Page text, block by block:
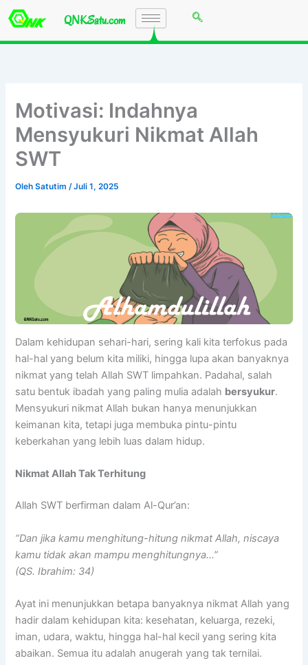
Lewati
ke
konten
QNKSatu.com
Motivasi: Indahnya
Mensyukuri Nikmat Allah
SWT
OlehSatutim/Juli 1, 2025
Dalam kehidupan sehari-hari, sering kali kita terfokus pada
hal-hal yang belum kita miliki, hingga lupa akan banyaknya
nikmat yang telah Allah SWT limpahkan. Padahal, salah
satu bentuk ibadah yang paling mulia adalah bersyukur.
Mensyukuri nikmat Allah bukan hanya menunjukkan
keimanan kita, tetapi juga membuka pintu-pintu
keberkahan yang lebih luas dalam hidup.
Nikmat Allah Tak Terhitung
Allah SWT berfirman dalam Al-Qur’an:
“Dan jika kamu menghitung-hitung nikmat Allah, niscaya
kamu tidak akan mampu menghitungnya…”
(QS. Ibrahim: 34)
Ayat ini menunjukkan betapa banyaknya nikmat Allah yang
hadir dalam kehidupan kita: kesehatan, keluarga, rezeki,
iman, udara, waktu, hingga hal-hal kecil yang sering kita
abaikan. Semua itu adalah anugerah yang tak ternilai.